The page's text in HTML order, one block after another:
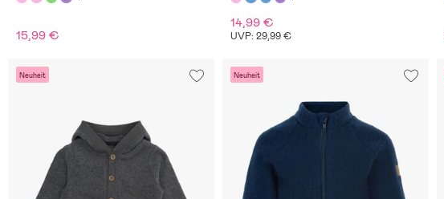
15,99 €
14,99 €
UVP: 29,99 €
Neuheit Neuheit